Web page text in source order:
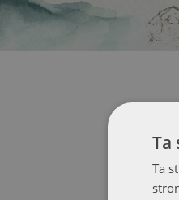
Ta
Ta